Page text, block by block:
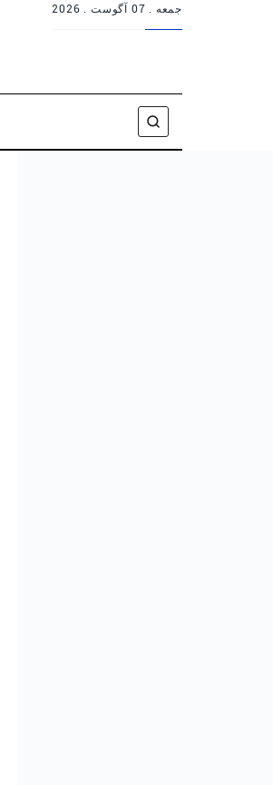
جمعه . 07 آگوست . 2026